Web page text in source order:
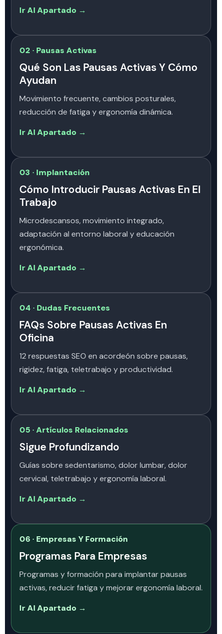
Ir Al Apartado →
02 · Pausas Activas
Qué Son Las Pausas Activas Y Cómo
Ayudan
Movimiento frecuente, cambios posturales,
reducción de fatiga y ergonomía dinámica.
Ir Al Apartado →
03 · Implantación
Cómo Introducir Pausas Activas En El
Trabajo
Microdescansos, movimiento integrado,
adaptación al entorno laboral y educación
ergonómica.
Ir Al Apartado →
04 · Dudas Frecuentes
FAQs Sobre Pausas Activas En
Oficina
12 respuestas SEO en acordeón sobre pausas,
rigidez, fatiga, teletrabajo y productividad.
Ir Al Apartado →
05 · Artículos Relacionados
Sigue Profundizando
Guías sobre sedentarismo, dolor lumbar, dolor
cervical, teletrabajo y ergonomía laboral.
Ir Al Apartado →
06 · Empresas Y Formación
Programas Para Empresas
Programas y formación para implantar pausas
activas, reducir fatiga y mejorar ergonomía laboral.
Ir Al Apartado →